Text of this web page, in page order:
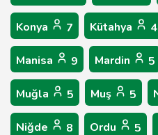
Konya 7 Kütahya 4
Manisa 9 Mardin 5
Muğla 5 Muş 5
Niğde 8 Ordu 5